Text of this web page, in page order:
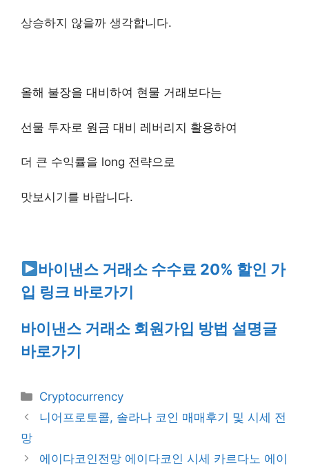
상승하지 않을까 생각합니다.
올해 불장을 대비하여 현물 거래보다는
선물 투자로 원금 대비 레버리지 활용하여
더 큰 수익률을 long 전략으로
맛보시기를 바랍니다.
바이낸스 거래소 수수료 20% 할인 가
입 링크 바로가기
바이낸스 거래소 회원가입 방법 설명글
바로가기
Categories
Cryptocurrency
니어프로토콜, 솔라나 코인 매매후기 및 시세 전
망
에이다코인전망 에이다코인 시세 카르다노 에이